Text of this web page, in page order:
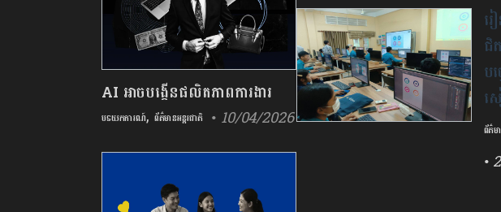
AI អាចបង្កើនផលិតភាពការងារ
ប៉ុន្តែចំណូលមនុស្សនឹងកើនឡើង
ដែរឬទេ?
បទយកការណ៍, ព័ត៌មានអន្តរជាតិ • 10/04/2026
វ
សិ
រ
និ
រ
ជិ
ប
ស
ព័ត៌
•